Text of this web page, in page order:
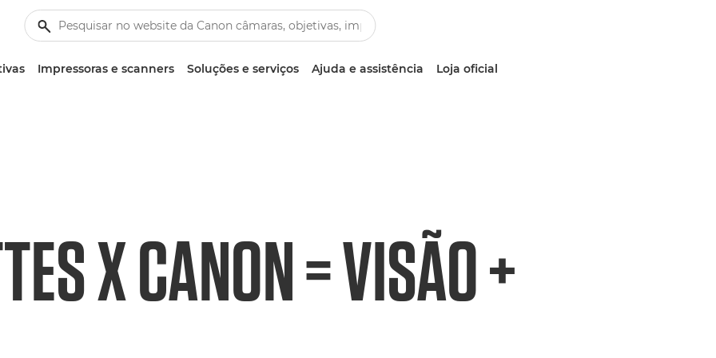
Impressoras e scanners Soluções e serviços Ajuda e assistência Loja oficial
X CANON = VISÃO +